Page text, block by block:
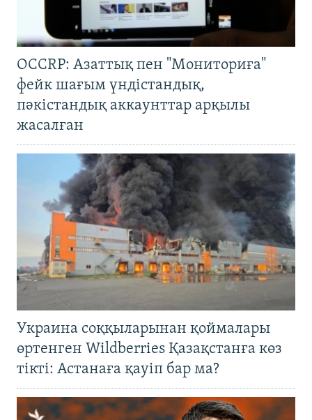
OCCRP: Азаттық пен "Мониториға"
фейк шағым үндістандық,
пәкістандық аккаунттар арқылы
жасалған
Украина соққыларынан қоймалары
өртенген Wildberries Қазақстанға көз
тікті: Астанаға қауіп бар ма?